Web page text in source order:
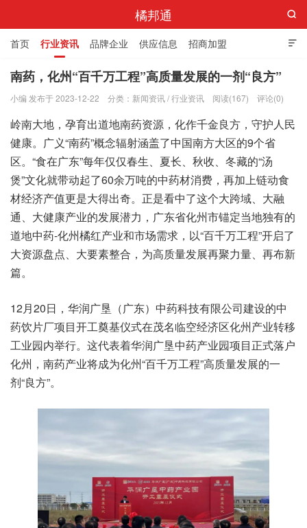
橘邦通

首页 行业资讯 品牌企业 供应信息 招商加盟
标准与产值 化橘红科普 化橘红专卖店

南药，化州“百千万工程”高质量发展的一剂“良方”
小编 发布于 2023-12-22 分类： 新闻资讯/行业资讯 阅读(167) 评论(0)
岭南大地，孕育出道地南药资源，化作千金良方，守护人民
健康。广义“南药”概念辐射涵盖了中国南方大区的9个省
区。“食在广东”每年仅仅春生、夏长、秋收、冬藏的“汤
煲”文化就带动起了60余万吨的中药材消费，再加上链动食
材经济产值更是大得出奇。正是看中了这个大跨域、大融
通、大健康产业的发展潜力，广东省化州市锚定当地独有的
道地中药-化州橘红产业和市场需求，以“百千万工程”开启了
大资源盘点、大要素整合，为高质量发展再聚力量、再布新
篇。
12月20日，华润广垦（广东）中药科技有限公司建设的中
药饮片厂项目开工奠基仪式在茂名临空经济区化州产业转移
工业园内举行。这代表着华润广垦中药产业园项目正式落户
化州，南药产业将成为化州“百千万工程”高质量发展的一
剂“良方”。